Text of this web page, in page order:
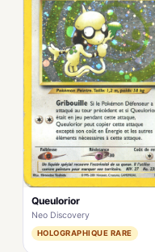
Queulorior
Neo Discovery
HOLOGRAPHIQUE RARE